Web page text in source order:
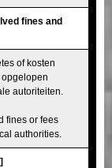
fines and
of kosten
autoriteiten.
fines or fees
authorities.